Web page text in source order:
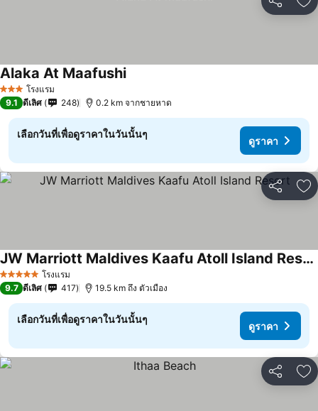
แชร์ เ
3 ดาว โรงแรม
Alaka At Maafushi
9.1 ดีเลิศ 248 0.2 km จากชายหาด
เลือกวันที่เพื่อดูราคาในวันนั้นๆ
ดูราคา
แชร์ เ
5 ดาว โรงแรม
JW Marriott Maldives Kaafu Atoll Island Resort
9.7 ดีเลิศ 417 19.5 km ถึง ตัวเมือง
เลือกวันที่เพื่อดูราคาในวันนั้นๆ
ดูราคา
แชร์ เ